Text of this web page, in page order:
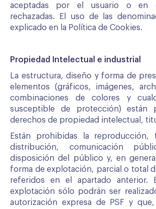
aceptadas por el usuario o en
rechazadas. El uso de las
explicado en la Política de Cookies.
Propiedad Intelectual e industrial
La estructura, diseño y forma de
elementos (gráficos, imágenes,
combinaciones de colores y
susceptible de protección) están
derechos de propiedad intelectual,
Están prohibidas la reproducción,
distribución, comunicación
disposición del público y, en
forma de explotación, parcial o total
referidos en el apartado anterior.
explotación sólo podrán ser
autorización expresa de PSF y